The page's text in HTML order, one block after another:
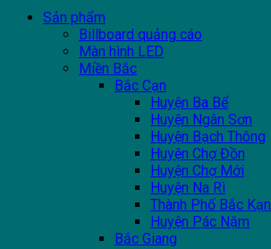
Sản phẩm
Billboard quảng cáo
Màn hình LED
Miền Bắc
Bắc Cạn
Huyện Ba Bể
Huyện Ngân Sơn
Huyện Bạch Thông
Huyện Chợ Đồn
Huyện Chợ Mới
Huyện Na Rì
Thành Phố Bắc Kạn
Huyện Pác Nặm
Bắc Giang